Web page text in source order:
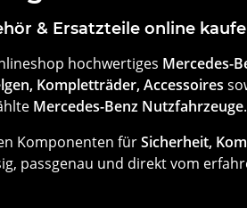
& Ersatzteile online
hochwertiges Mercedes-
Kompletträder, Accessoires
Mercedes-Benz Nutzfahrzeuge.
Komponenten fürSicherheit,
passgenau und direkt vom